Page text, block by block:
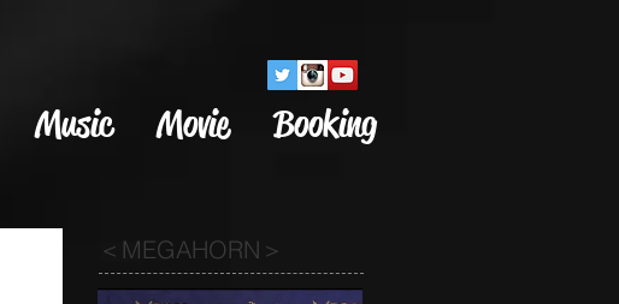
Music Movie Booking
＜MEGAHORN＞